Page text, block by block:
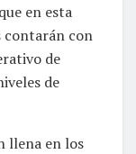
en esta
contarán con
de
de
llena en los